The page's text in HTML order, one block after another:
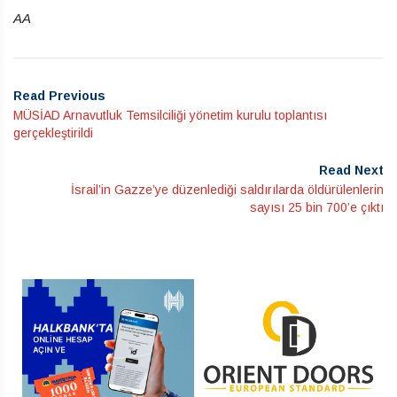
AA
Read Previous
MÜSİAD Arnavutluk Temsilciliği yönetim kurulu toplantısı
gerçekleştirildi
Read Next
İsrail’in Gazze’ye düzenlediği saldırılarda öldürülenlerin
sayısı 25 bin 700’e çıktı